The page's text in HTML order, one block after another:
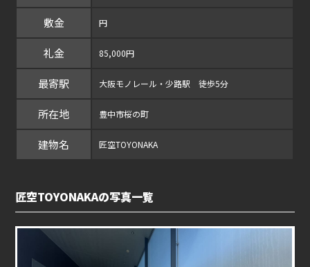
敷金 円
礼金 85,000円
最寄駅 大阪モノレール・少路駅 徒歩5分
所在地 豊中市桜の町
建物名 匠空TOYONAKA
匠空TOYONAKAの写真一覧